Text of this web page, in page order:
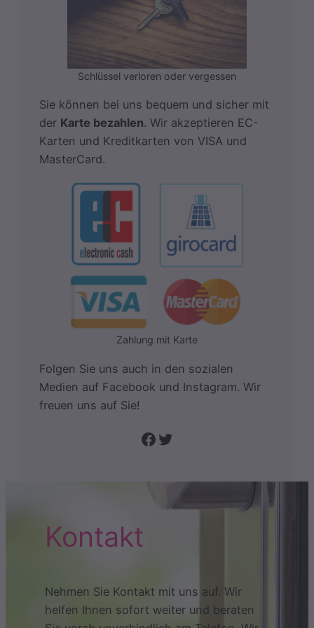
Schlüssel verloren oder vergessen
Sie können bei uns bequem und sicher mit
der Karte bezahlen. Wir akzeptieren EC-
Karten und Kreditkarten von VISA und
MasterCard.
Zahlung mit Karte
Folgen Sie uns auch in den sozialen
Medien auf Facebook und Instagram. Wir
freuen uns auf Sie!
Folge uns auf Facebook Twitter
Kontakt
Nehmen Sie Kontakt mit uns auf. Wir
helfen Ihnen sofort weiter und beraten